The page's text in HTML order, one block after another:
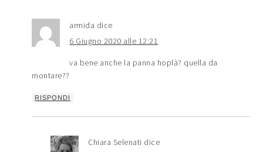
armida dice
6 Giugno 2020 alle 12:21
va bene anche la panna hoplà? quella da
montare??
RISPONDI
Chiara Selenati dice